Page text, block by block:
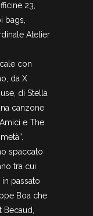
23,
bags,
Atelier
con
da X
di Stella
canzone
e The
spaccato
tra cui
in passato
Boa che